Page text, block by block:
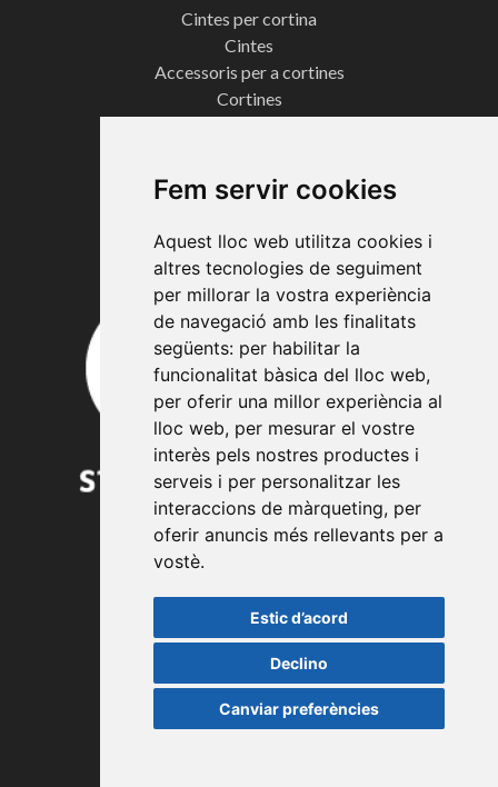
Fem servir cookies
Aquest lloc web utilitza cookies i
altres tecnologies de seguiment
per millorar la vostra experiència
de navegació amb les finalitats
següents: per habilitar la
funcionalitat bàsica del lloc web,
per oferir una millor experiència al
lloc web, per mesurar el vostre
interès pels nostres productes i
serveis i per personalitzar les
interaccions de màrqueting, per
oferir anuncis més rellevants per a
vostè.
Estic d’acord
Declino
Canviar preferències
Cintes per cortina
Cintes
Accessoris per a cortines
Cortines
Cordons
Cintes Ona Perfecta
CERTIFICATS
TREBALLA AMB NOSALTRES
Política de privacitat
Política de cookies